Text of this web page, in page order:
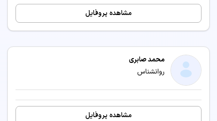
مشاهده پروفایل
محمد صابری
روانشناس
مشاهده پروفایل